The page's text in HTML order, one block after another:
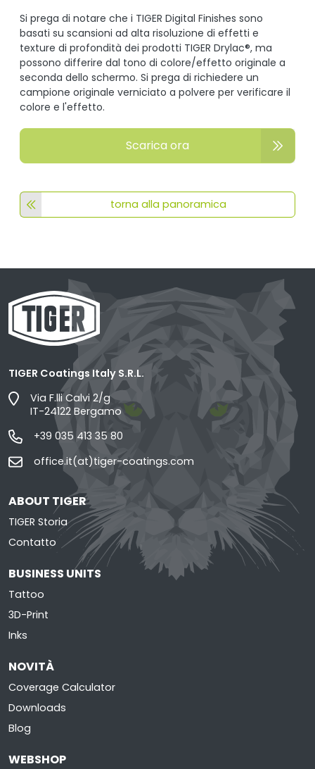
Si prega di notare che i TIGER Digital Finishes sono
basati su scansioni ad alta risoluzione di effetti e
texture di profondità dei prodotti TIGER Drylac®, ma
possono differire dal tono di colore/effetto originale a
seconda dello schermo. Si prega di richiedere un
campione originale verniciato a polvere per verificare il
colore e l'effetto.
Scarica ora
torna alla panoramica
TIGER Coatings Italy S.R.L.
Via F.lli Calvi 2/g
IT-24122 Bergamo
+39 035 413 35 80
office.it(at)tiger-coatings.com
ABOUT TIGER
TIGER Storia
Contatto
BUSINESS UNITS
Tattoo
3D-Print
Inks
NOVITÀ
Coverage Calculator
Downloads
Blog
WEBSHOP